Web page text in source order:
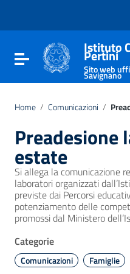
Vai al footer
Attiva / disattiva la
Istituto
Pertini
Sito web
Savignano
Home / Comunicazioni /
Preadesione
estate
Si allega la comunicazione
laboratori organizzati
previste dai Percorsi
potenziamento delle
promossi dal Ministero
Categorie
Comunicazioni Famiglie